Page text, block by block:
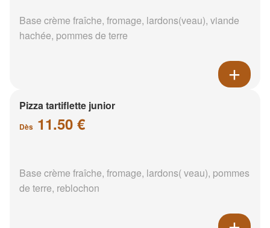
Base crème fraîche, fromage, lardons(veau), viande
hachée, pommes de terre
Pizza tartiflette junior
Dès 11.50 €
Base crème fraîche, fromage, lardons( veau), pommes
de terre, reblochon